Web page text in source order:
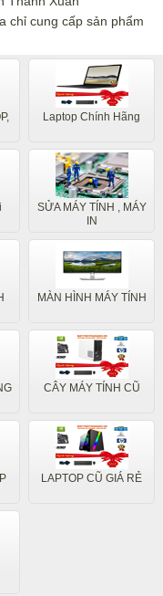
chỉ cung cấp sản phẩm
Laptop Chính Hãng
SỬA MÁY TÍNH , MÁY
IN
MÀN HÌNH MÁY TÍNH
CÂY MÁY TÍNH CŨ
LAPTOP CŨ GIÁ RẺ